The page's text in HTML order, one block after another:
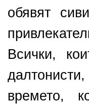
обявят
Всички,
времето,